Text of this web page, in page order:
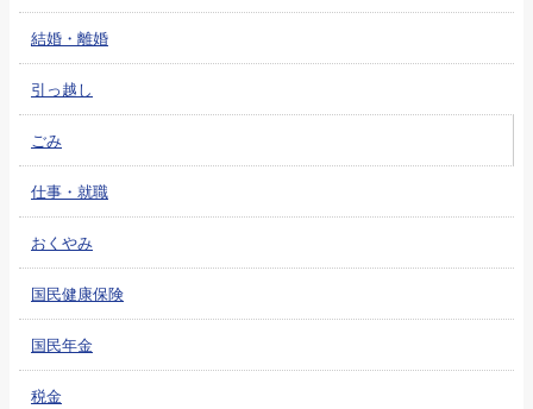
結婚・離婚
引っ越し
ごみ
仕事・就職
おくやみ
国民健康保険
国民年金
税金